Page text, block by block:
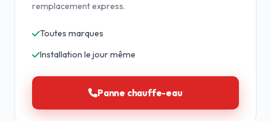
remplacement express.
Toutes marques
Installation le jour même
Panne chauffe-eau